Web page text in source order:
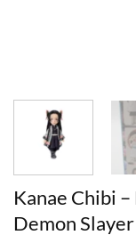
Kanae Chibi
Demon